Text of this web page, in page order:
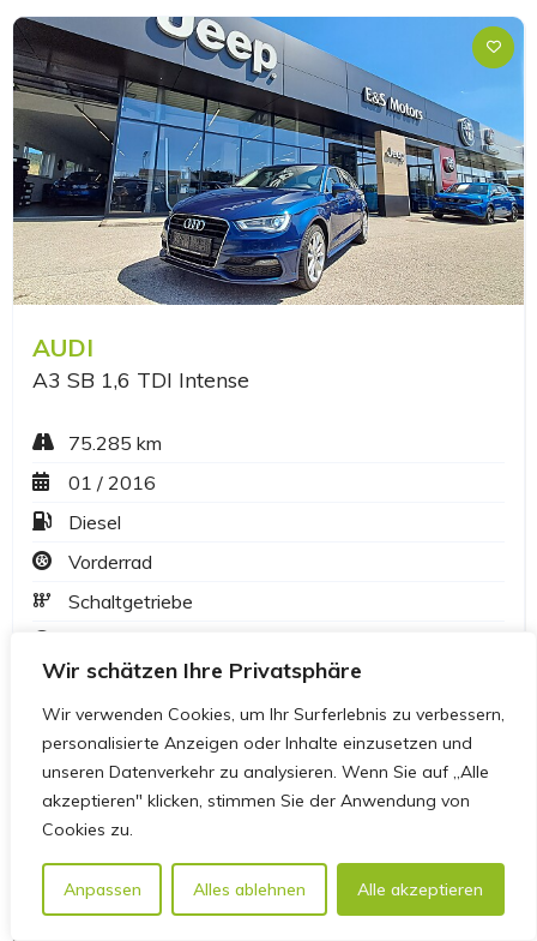
Wir schätzen Ihre Privatsphäre
Wir verwenden Cookies, um Ihr Surferlebnis zu verbessern,
personalisierte Anzeigen oder Inhalte einzusetzen und
unseren Datenverkehr zu analysieren. Wenn Sie auf „Alle
akzeptieren" klicken, stimmen Sie der Anwendung von
Cookies zu.
Anpassen Alles ablehnen Alle akzeptieren